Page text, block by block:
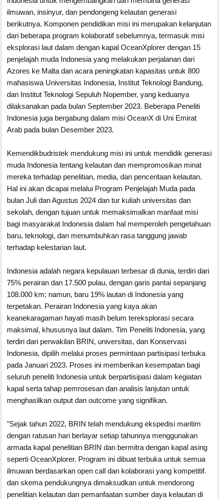
ilmuwan, insinyur, dan pendongeng kelautan generasi
berikutnya. Komponen pendidikan misi ini merupakan kelanjutan
dari beberapa program kolaboratif sebelumnya, termasuk misi
eksplorasi laut dalam dengan kapal OceanXplorer dengan 15
penjelajah muda Indonesia yang melakukan perjalanan dari
Azores ke Malta dan acara peningkatan kapasitas untuk 800
mahasiswa Universitas Indonesia, Institut Teknologi Bandung,
dan Institut Teknologi Sepuluh Nopember, yang keduanya
dilaksanakan pada bulan September 2023. Beberapa Peneliti
Indonesia juga bergabung dalam misi OceanX di Uni Emirat
Arab pada bulan Desember 2023.
Kemendikbudristek mendukung misi ini untuk mendidik generasi
muda Indonesia tentang kelautan dan mempromosikan minat
mereka terhadap penelitian, media, dan penceritaan kelautan.
Hal ini akan dicapai melalui Program Penjelajah Muda pada
bulan Juli dan Agustus 2024 dan tur kuliah universitas dan
sekolah, dengan tujuan untuk memaksimalkan manfaat misi
bagi masyarakat Indonesia dalam hal memperoleh pengetahuan
baru, teknologi, dan menumbuhkan rasa tanggung jawab
terhadap kelestarian laut.
Indonesia adalah negara kepulauan terbesar di dunia, terdiri dari
75% perairan dan 17.500 pulau, dengan garis pantai sepanjang
108.000 km; namun, baru 19% lautan di Indonesia yang
terpetakan. Perairan Indonesia yang kaya akan
keanekaragaman hayati masih belum tereksplorasi secara
maksimal, khususnya laut dalam. Tim Peneliti Indonesia, yang
terdiri dari perwakilan BRIN, universitas, dan Konservasi
Indonesia, dipilih melalui proses permintaan partisipasi terbuka
pada Januari 2023. Proses ini memberikan kesempatan bagi
seluruh peneliti Indonesia untuk berpartisipasi dalam kegiatan
kapal serta tahap pemrosesan dan analisis lanjutan untuk
menghasilkan output dan outcome yang signifikan.
"Sejak tahun 2022, BRIN telah mendukung ekspedisi maritim
dengan ratusan hari berlayar setiap tahunnya menggunakan
armada kapal penelitian BRIN dan bermitra dengan kapal asing
seperti OceanXplorer. Program ini dibuat terbuka untuk semua
ilmuwan berdasarkan open call dan kolaborasi yang kompetitif.
dan skema pendukungnya dimaksudkan untuk mendorong
penelitian kelautan dan pemanfaatan sumber daya kelautan di